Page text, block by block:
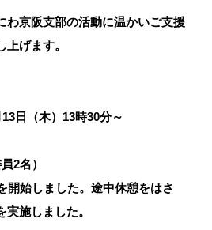
わ京阪支部の活動に温かいご支援
げます。
日（木）13時30分～
員2名）
開始しました。途中休憩をはさ
施しました。